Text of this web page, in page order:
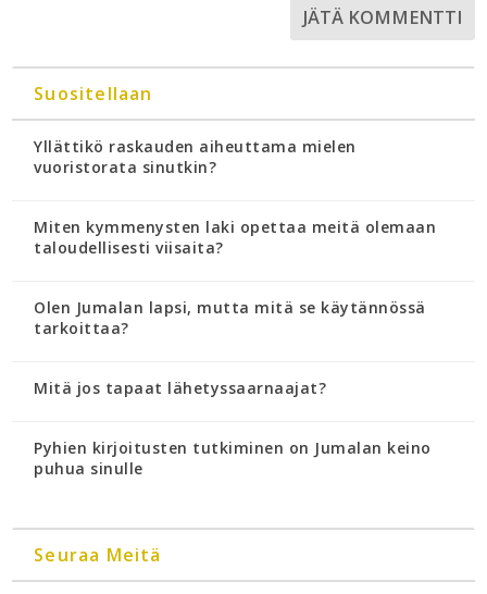
Suositellaan
Yllättikö raskauden aiheuttama mielen
vuoristorata sinutkin?
Miten kymmenysten laki opettaa meitä olemaan
taloudellisesti viisaita?
Olen Jumalan lapsi, mutta mitä se käytännössä
tarkoittaa?
Mitä jos tapaat lähetyssaarnaajat?
Pyhien kirjoitusten tutkiminen on Jumalan keino
puhua sinulle
Seuraa Meitä